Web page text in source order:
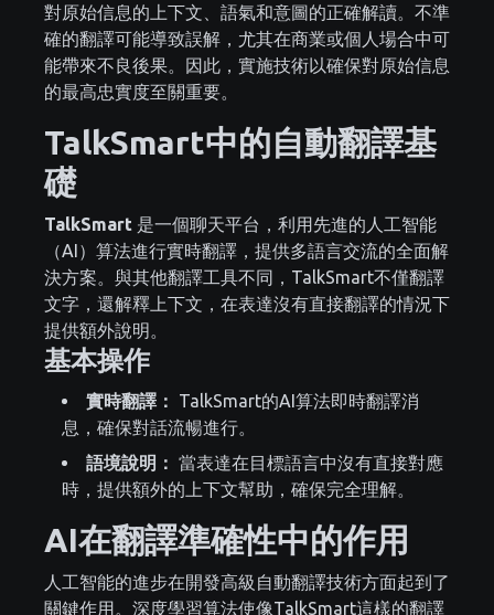
對原始信息的上下文、語氣和意圖的正確解讀。不準
確的翻譯可能導致誤解，尤其在商業或個人場合中可
能帶來不良後果。因此，實施技術以確保對原始信息
的最高忠實度至關重要。
TalkSmart中的自動翻譯基
礎
TalkSmart 是一個聊天平台，利用先進的人工智能
（AI）算法進行實時翻譯，提供多語言交流的全面解
決方案。與其他翻譯工具不同，TalkSmart不僅翻譯
文字，還解釋上下文，在表達沒有直接翻譯的情況下
提供額外說明。
基本操作
實時翻譯：
TalkSmart的AI算法即時翻譯消
息，確保對話流暢進行。
語境說明： 當表達在目標語言中沒有直接對應
時，提供額外的上下文幫助，確保完全理解。
AI在翻譯準確性中的作用
人工智能的進步在開發高級自動翻譯技術方面起到了
關鍵作用。深度學習算法使像TalkSmart這樣的翻譯